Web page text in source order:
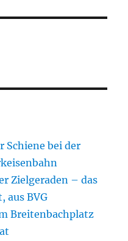
Schiene bei der
Zielgeraden – das
aus BVG
Breitenbachplatz